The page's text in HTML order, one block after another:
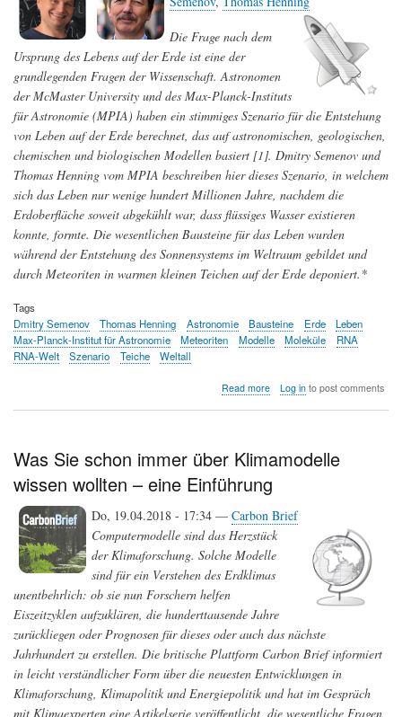
Die Frage nach dem
Ursprung des Lebens auf der Erde ist eine der
grundlegenden Fragen der Wissenschaft. Astronomen
der McMaster University und des Max-Planck-Instituts
für Astronomie (MPIA) haben ein stimmiges Szenario für die Entstehung
von Leben auf der Erde berechnet, das auf astronomischen, geologischen,
chemischen und biologischen Modellen basiert [1]. Dmitry Semenov und
Thomas Henning vom MPIA beschreiben hier dieses Szenario, in welchem
sich das Leben nur wenige hundert Millionen Jahre, nachdem die
Erdoberfläche soweit abgekühlt war, dass flüssiges Wasser existieren
konnte, formte. Die wesentlichen Bausteine für das Leben wurden
während der Entstehung des Sonnensystems im Weltraum gebildet und
durch Meteoriten in warmen kleinen Teichen auf der Erde deponiert.*
Tags
Dmitry Semenov
Thomas Henning Astronomie Bausteine Erde
Leben
Max-Planck-Institut für Astronomie
Meteoriten Modelle Moleküle
RNA
RNA-Welt
Szenario Teiche Weltall
Read moreabout
Lebens
dem
Weltall
auf
die
Erde
Log into post comments
Was Sie schon immer über Klimamodelle
wissen wollten – eine Einführung
Do, 19.04.2018 - 17:34 — Carbon Brief
Computermodelle sind das Herzstück
der Klimaforschung. Solche Modelle
sind für ein Verstehen des Erdklimas
unentbehrlich: ob sie nun Forschern helfen
Eiszeitzyklen aufzuklären, die hunderttausende Jahre
zurückliegen oder Prognosen für dieses oder auch das nächste
Jahrhundert zu erstellen. Die britische Plattform Carbon Brief informiert
in leicht verständlicher Form über die neuesten Entwicklungen in
Klimaforschung, Klimapolitik und Energiepolitik und hat im Gespräch
mit Klimaexperten eine Artikelserie veröffentlicht, die wesentliche Fragen